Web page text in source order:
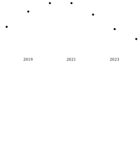
2019 2021 2023